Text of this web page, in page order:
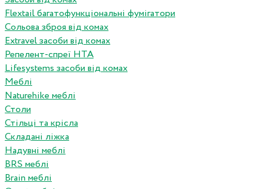
Flextail багатофункціональні фумігатори
Сольова зброя від комах
Extravel засоби від комах
Репелент-спреї HTA
Lifesystems засоби від комах
Меблі
Naturehike меблі
Столи
Стільці та крісла
Складані ліжка
Надувні меблі
BRS меблі
Brain меблі